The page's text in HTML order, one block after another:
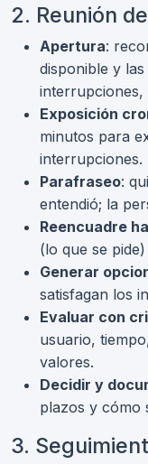
2. Reunión
Apertura:
disponible y
Exposición
minutos para
interrupciones.
Parafraseo:
entendió; la
Reencuadre
(lo que se
Generar
satisfagan los
Evaluar con
usuario,
valores.
Decidir y
plazos y cómo
3.